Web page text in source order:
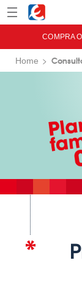
Menú Eroski
COMPRA
Home